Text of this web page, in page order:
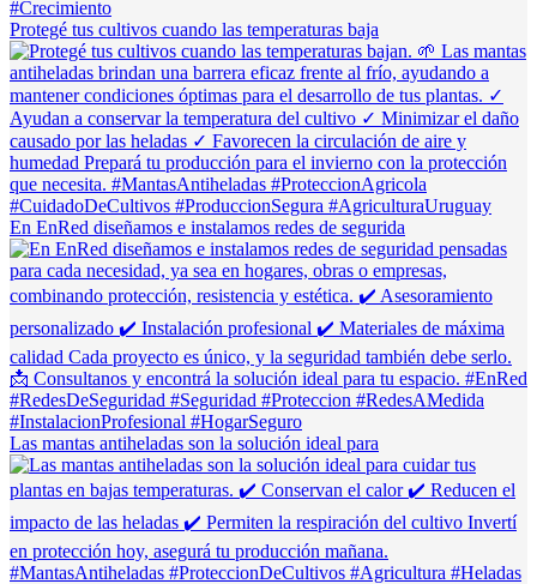
Protegé tus cultivos cuando las temperaturas baja
En EnRed diseñamos e instalamos redes de segurida
Las mantas antiheladas son la solución ideal para